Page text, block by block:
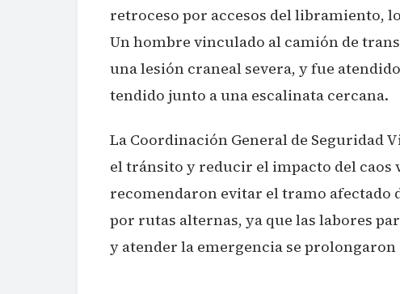
retroceso por accesos del libramiento,
Un hombre vinculado al camión de
una lesión craneal severa, y fue
tendido junto a una escalinata cercana.
La Coordinación General de Seguridad
el tránsito y reducir el impacto del caos
recomendaron evitar el tramo
por rutas alternas, ya que las labores
y atender la emergencia se